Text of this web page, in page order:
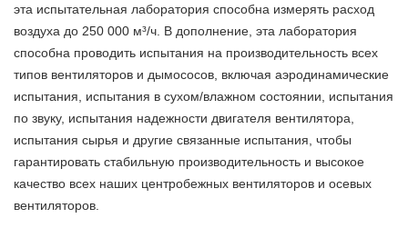
эта испытательная лаборатория способна измерять расход
воздуха до 250 000 м³/ч. В дополнение, эта лаборатория
способна проводить испытания на производительность всех
типов вентиляторов и дымососов, включая аэродинамические
испытания, испытания в сухом/влажном состоянии, испытания
по звуку, испытания надежности двигателя вентилятора,
испытания сырья и другие связанные испытания, чтобы
гарантировать стабильную производительность и высокое
качество всех наших центробежных вентиляторов и осевых
вентиляторов.